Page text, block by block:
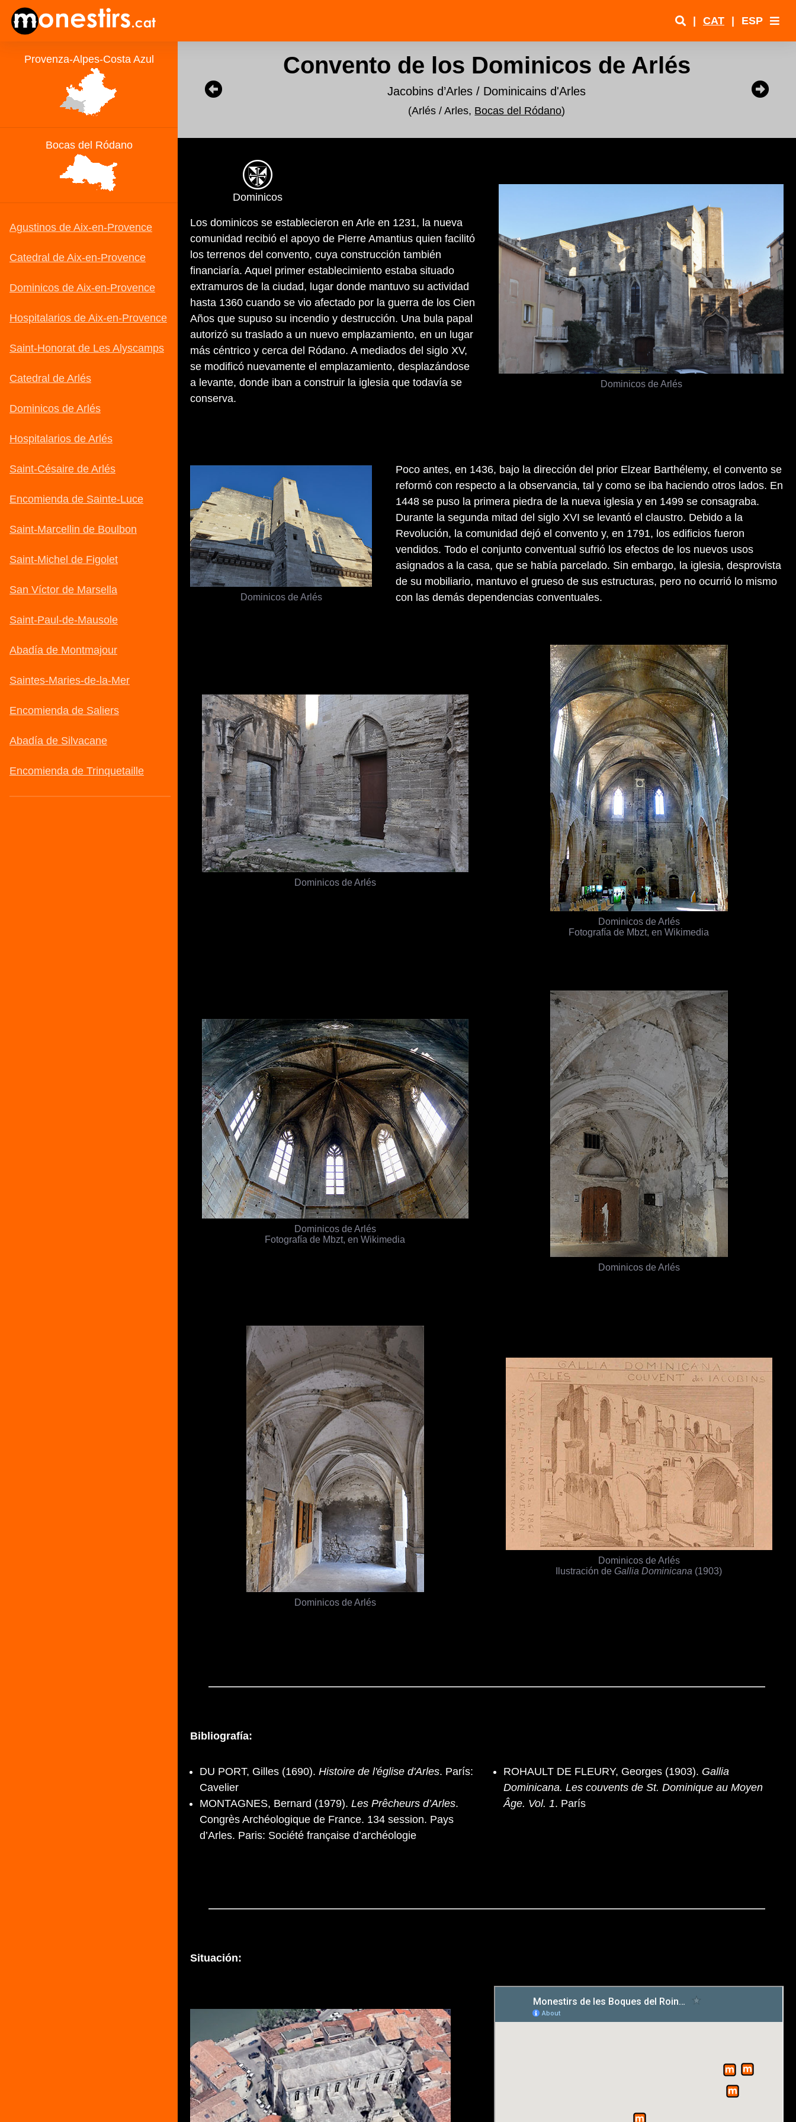
| CAT | ESP
Convento de los Dominicos de Arlés
Jacobins d’Arles / Dominicains d'Arles
(Arlés / Arles, Bocas del Ródano)
Dominicos de Arlés
Dominicos
Los dominicos se establecieron en Arle en 1231, la nueva
comunidad recibió el apoyo de Pierre Amantius quien facilitó
los terrenos del convento, cuya construcción también
financiaría. Aquel primer establecimiento estaba situado
extramuros de la ciudad, lugar donde mantuvo su actividad
hasta 1360 cuando se vio afectado por la guerra de los Cien
Años que supuso su incendio y destrucción. Una bula papal
autorizó su traslado a un nuevo emplazamiento, en un lugar
más céntrico y cerca del Ródano. A mediados del siglo XV,
se modificó nuevamente el emplazamiento, desplazándose
a levante, donde iban a construir la iglesia que todavía se
conserva.
Dominicos de Arlés
Poco antes, en 1436, bajo la dirección del prior Elzear Barthélemy, el convento se
reformó con respecto a la observancia, tal y como se iba haciendo otros lados. En
1448 se puso la primera piedra de la nueva iglesia y en 1499 se consagraba.
Durante la segunda mitad del siglo XVI se levantó el claustro. Debido a la
Revolución, la comunidad dejó el convento y, en 1791, los edificios fueron
vendidos. Todo el conjunto conventual sufrió los efectos de los nuevos usos
asignados a la casa, que se había parcelado. Sin embargo, la iglesia, desprovista
de su mobiliario, mantuvo el grueso de sus estructuras, pero no ocurrió lo mismo
con las demás dependencias conventuales.
Dominicos de Arlés
Dominicos de Arlés
Fotografía de Mbzt, en Wikimedia
Dominicos de Arlés
Fotografía de Mbzt, en Wikimedia
Dominicos de Arlés
Dominicos de Arlés
Dominicos de Arlés
Ilustración de Gallia Dominicana (1903)
Bibliografía:
DU PORT, Gilles (1690). Histoire de l'église d'Arles. París:
Cavelier
MONTAGNES, Bernard (1979). Les Prêcheurs d’Arles.
Congrès Archéologique de France. 134 session. Pays
d’Arles. Paris: Société française d’archéologie
ROHAULT DE FLEURY, Georges (1903). Gallia
Dominicana. Les couvents de St. Dominique au Moyen
Âge. Vol. 1. París
Situación: